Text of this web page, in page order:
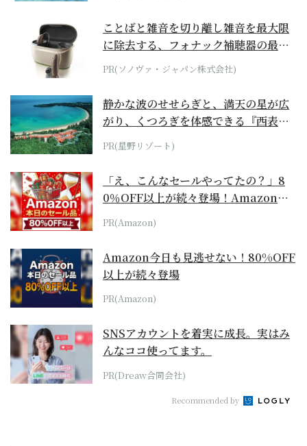
ことばと雑音を切り離し雑音を最大限
に除去する、フォナック補聴器の最上
位モデル
PR(ソノヴァ・ジャパン株式会社)
静かな波のせせらぎと、満天の星が広
がり、くつろぎを体感できる『西表島
ホテル by...
PR(星野リゾート)
「え、こんなセールやってたの？」8
0％OFF以上が続々登場！Amazonの
本気が...
PR(Amazon)
Amazon今日も見逃せない！80%OFF
以上が続々登場
PR(Amazon)
SNSアカウントを着実に成長。実はみ
んなココ使ってます。
PR(Dreaw合同会社)
Recommended by